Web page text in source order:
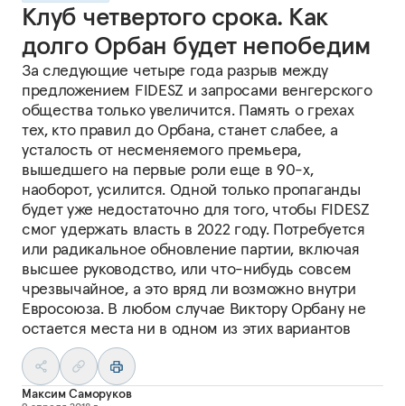
Клуб четвертого срока. Как
долго Орбан будет непобедим
За следующие четыре года разрыв между
предложением FIDESZ и запросами венгерского
общества только увеличится. Память о грехах
тех, кто правил до Орбана, станет слабее, а
усталость от несменяемого премьера,
вышедшего на первые роли еще в 90-х,
наоборот, усилится. Одной только пропаганды
будет уже недостаточно для того, чтобы FIDESZ
смог удержать власть в 2022 году. Потребуется
или радикальное обновление партии, включая
высшее руководство, или что-нибудь совсем
чрезвычайное, а это вряд ли возможно внутри
Евросоюза. В любом случае Виктору Орбану не
остается места ни в одном из этих вариантов
Максим Саморуков